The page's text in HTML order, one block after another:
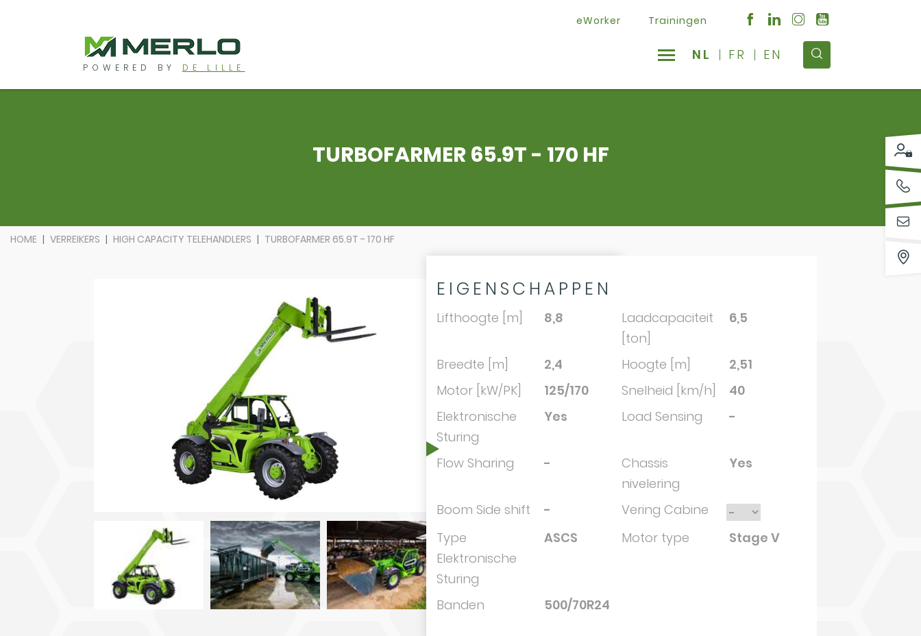
eWorker Trainingen
POWERED BY DE LILLE
NL FR EN
TURBOFARMER 65.9T - 170 HF
HOME VERREIKERS HIGH CAPACITY TELEHANDLERS TURBOFARMER 65.9T - 170 HF
EIGENSCHAPPEN
Lifthoogte [m] 8,8
Laadcapaciteit
[ton]
6,5
Breedte [m] 2,4 Hoogte [m]
2,51
Motor [kW/PK]
125/170 Snelheid [km/h]
40
Elektronische
Sturing
Yes Load Sensing -
Flow Sharing -
Chassis
nivelering
Yes
Boom Side shift -
Vering Cabine
Type
Elektronische
Sturing
ASCS Motor type Stage V
Banden 500/70R24